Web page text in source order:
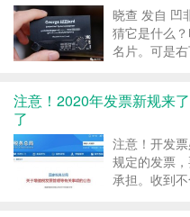
晓查 发自 凹
猜它是什么
名片。可是
还能玩2048
注意！2020年发票新规来
了
注意！开发
规定的发票
承担。收到